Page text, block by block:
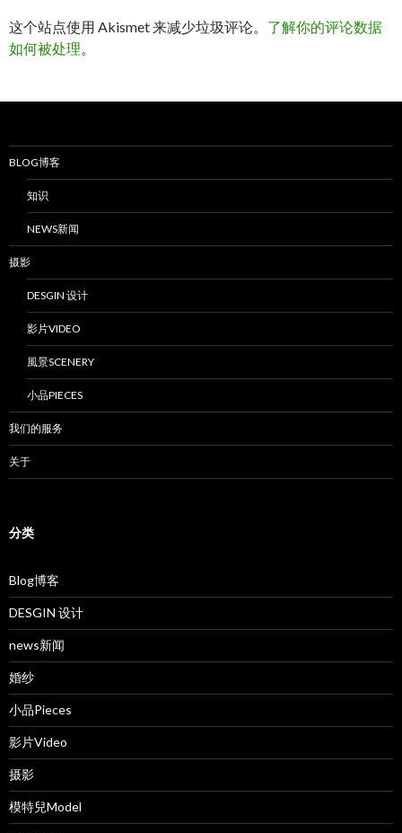
这个站点使用 Akismet 来减少垃圾评论。 了解你的评论数据
如何被处理。
BLOG博客
知识
NEWS新闻
摄影
DESGIN 设计
影片VIDEO
風景SCENERY
小品PIECES
我们的服务
关于
分类
Blog博客
DESGIN 设计
news新闻
婚纱
小品Pieces
影片Video
摄影
模特兒Model